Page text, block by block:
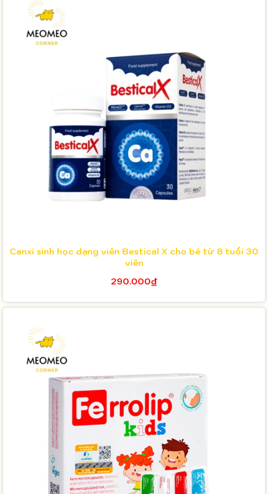
Canxi sinh học dạng viên Bestical X cho bé từ 8 tuổi 30
viên
290.000₫